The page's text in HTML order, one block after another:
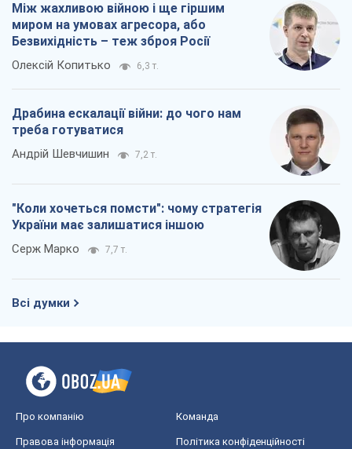
Між жахливою війною і ще гіршим
миром на умовах агресора, або
Безвихідність – теж зброя Росії
Олексій Копитько 6,3 т.
Драбина ескалації війни: до чого нам
треба готуватися
Андрій Шевчишин 7,2 т.
"Коли хочеться помсти": чому стратегія
України має залишатися іншою
Серж Марко 7,7 т.
Всі думки
Про компанію Команда
Правова інформація Політика конфіденційності